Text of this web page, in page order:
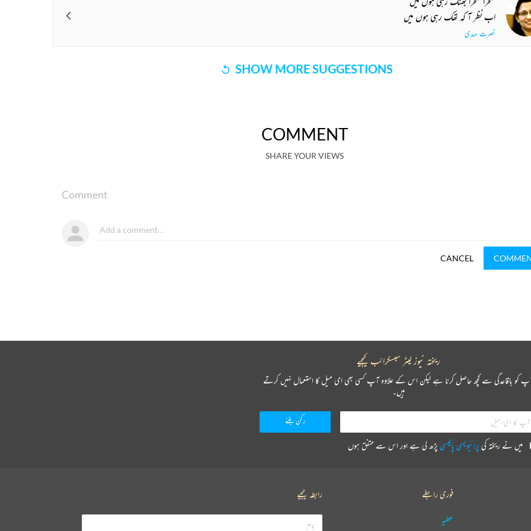
اب نظر آ کہ تھک رہی ہوں میں
نصرت مہدی
SHOW MORE SUGGESTIONS
COMMENT
SHARE YOUR VIEWS
Comment
CANCEL
ریختہ نیوز لیٹر سبسکرائب کیجیے
کو باقاعدگی سے کچھ حاصل کرنا ہے لیکن اس کے علاوہ آپ کسی بھی ای میل کا استعمال نہیں کرتے
ہیں۔
میں نے ریختہ کیپرائیویسی پالیسیپڑھ لی ہے اور اس سے متفق ہوں
فوری رابطے
عطیہ
رابطہ کیجیے